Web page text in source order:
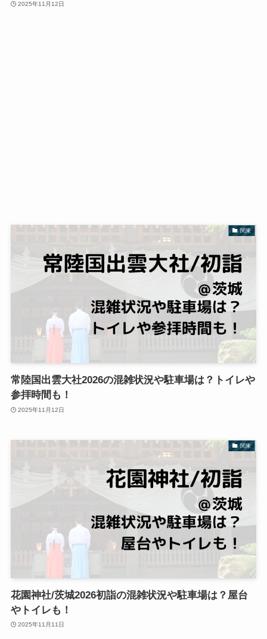
2025年11月12日
関東
常陸国出雲大社2026の混雑状況や駐車場は？トイレや
参拝時間も！
2025年11月12日
関東
花園神社/茨城2026初詣の混雑状況や駐車場は？屋台
やトイレも！
2025年11月11日